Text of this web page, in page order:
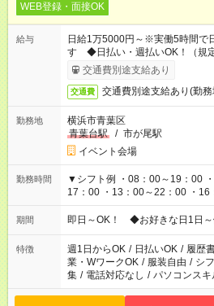
WEB登録・面接OK
給与
日給1万5000円～※実働5時間で
す ◆日払い・週払いOK！（規
異なります
交通費別途支給あり
交通費 交通費別途支給あり(勤
勤務地
横浜市青葉区
青葉台駅
/ 市が尾駅
イベント会場
勤務時間
▼シフト例 ・08：00～19：00
17：00 ・13：00～22：00 ・16：00～21
仕事により勤務時間が異なります
期間 即日～OK！ ◆お好きな日1日
特徴 週1日からOK / 日払いOK / 履歴
業・WワークOK / 服装自由 / シ
集 / 電話対応なし / パソコンスキ